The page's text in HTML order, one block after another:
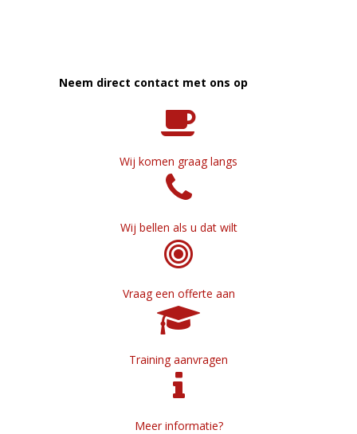
Neem direct contact met ons op
Wij komen graag langs
Wij bellen als u dat wilt
Vraag een offerte aan
Training aanvragen
Meer informatie?